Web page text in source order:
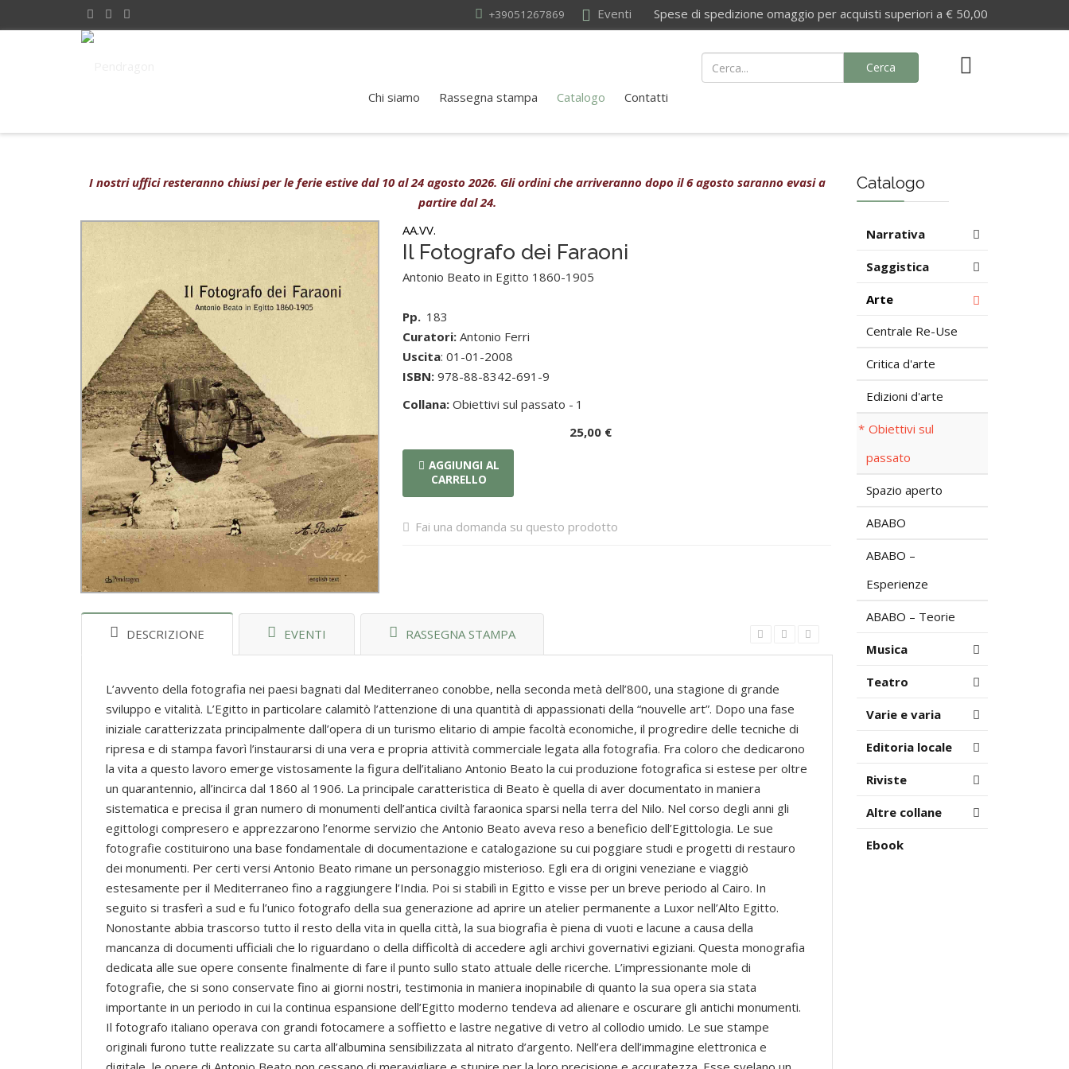
Eventi Spese di spedizione omaggio per acquisti superiori a € 50,00
+39051267869
Chi siamo Rassegna stampa Catalogo Contatti
Cerca
I nostri uffici resteranno chiusi per le ferie estive dal 10 al 24 agosto 2026. Gli ordini che arriveranno dopo il 6 agosto saranno evasi a
partire dal 24.
AA.VV.
Il Fotografo dei Faraoni
Antonio Beato in Egitto 1860-1905
Pp. 183
Curatori: Antonio Ferri
Uscita: 01-01-2008
ISBN: 978-88-8342-691-9
Collana: Obiettivi sul passato - 1
25,00 €
AGGIUNGI AL
CARRELLO
Fai una domanda su questo prodotto
DESCRIZIONE EVENTI RASSEGNA STAMPA
L’avvento della fotografia nei paesi bagnati dal Mediterraneo conobbe, nella seconda metà dell’800, una stagione di grande
sviluppo e vitalità. L’Egitto in particolare calamitò l’attenzione di una quantità di appassionati della “nouvelle art”. Dopo una fase
iniziale caratterizzata principalmente dall’opera di un turismo elitario di ampie facoltà economiche, il progredire delle tecniche di
ripresa e di stampa favorì l’instaurarsi di una vera e propria attività commerciale legata alla fotografia. Fra coloro che dedicarono
la vita a questo lavoro emerge vistosamente la figura dell’italiano Antonio Beato la cui produzione fotografica si estese per oltre
un quarantennio, all’incirca dal 1860 al 1906. La principale caratteristica di Beato è quella di aver documentato in maniera
sistematica e precisa il gran numero di monumenti dell’antica civiltà faraonica sparsi nella terra del Nilo. Nel corso degli anni gli
egittologi compresero e apprezzarono l’enorme servizio che Antonio Beato aveva reso a beneficio dell’Egittologia. Le sue
fotografie costituirono una base fondamentale di documentazione e catalogazione su cui poggiare studi e progetti di restauro
dei monumenti. Per certi versi Antonio Beato rimane un personaggio misterioso. Egli era di origini veneziane e viaggiò
estesamente per il Mediterraneo fino a raggiungere l’India. Poi si stabilì in Egitto e visse per un breve periodo al Cairo. In
seguito si trasferì a sud e fu l’unico fotografo della sua generazione ad aprire un atelier permanente a Luxor nell’Alto Egitto.
Nonostante abbia trascorso tutto il resto della vita in quella città, la sua biografia è piena di vuoti e lacune a causa della
mancanza di documenti ufficiali che lo riguardano o della difficoltà di accedere agli archivi governativi egiziani. Questa monografia
dedicata alle sue opere consente finalmente di fare il punto sullo stato attuale delle ricerche. L’impressionante mole di
fotografie, che si sono conservate fino ai giorni nostri, testimonia in maniera inopinabile di quanto la sua opera sia stata
importante in un periodo in cui la continua espansione dell’Egitto moderno tendeva ad alienare e oscurare gli antichi monumenti.
Il fotografo italiano operava con grandi fotocamere a soffietto e lastre negative di vetro al collodio umido. Le sue stampe
originali furono tutte realizzate su carta all’albumina sensibilizzata al nitrato d’argento. Nell’era dell’immagine elettronica e
Catalogo
Narrativa
Saggistica
Arte
Centrale Re-Use
Critica d'arte
Edizioni d'arte
Obiettivi sul
passato
Spazio aperto
ABABO
ABABO –
Esperienze
ABABO – Teorie
Musica
Teatro
Varie e varia
Editoria locale
Riviste
Altre collane
Ebook